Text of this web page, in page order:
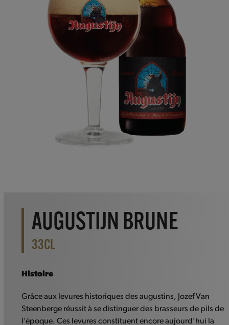
AUGUSTIJN BRUNE
33CL
Histoire
Grâce aux levures historiques des augustins, Jozef Van
Steenberge réussit à se distinguer des brasseurs de pils de
l’époque. Ces levures constituent encore aujourd’hui la